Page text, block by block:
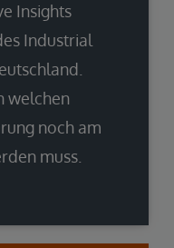
Insights
Industrial
welchen
noch am
muss.